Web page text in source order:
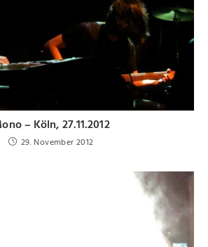
– Köln, 27.11.2012
29. November 2012